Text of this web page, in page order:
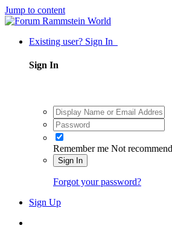
Jump to content
Existing user? Sign In
Sign In
Remember me Not
Sign In
Forgot your password?
Sign Up